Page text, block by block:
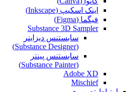
اینک اسکیپ (Inkscape)
فیگما (Figma‎)
Substance 3D Sampler
سابستنس دیزاینر
(Substance Designer)
سابستنس پینتر
(Substance Painter)
Adobe XD
Mischief